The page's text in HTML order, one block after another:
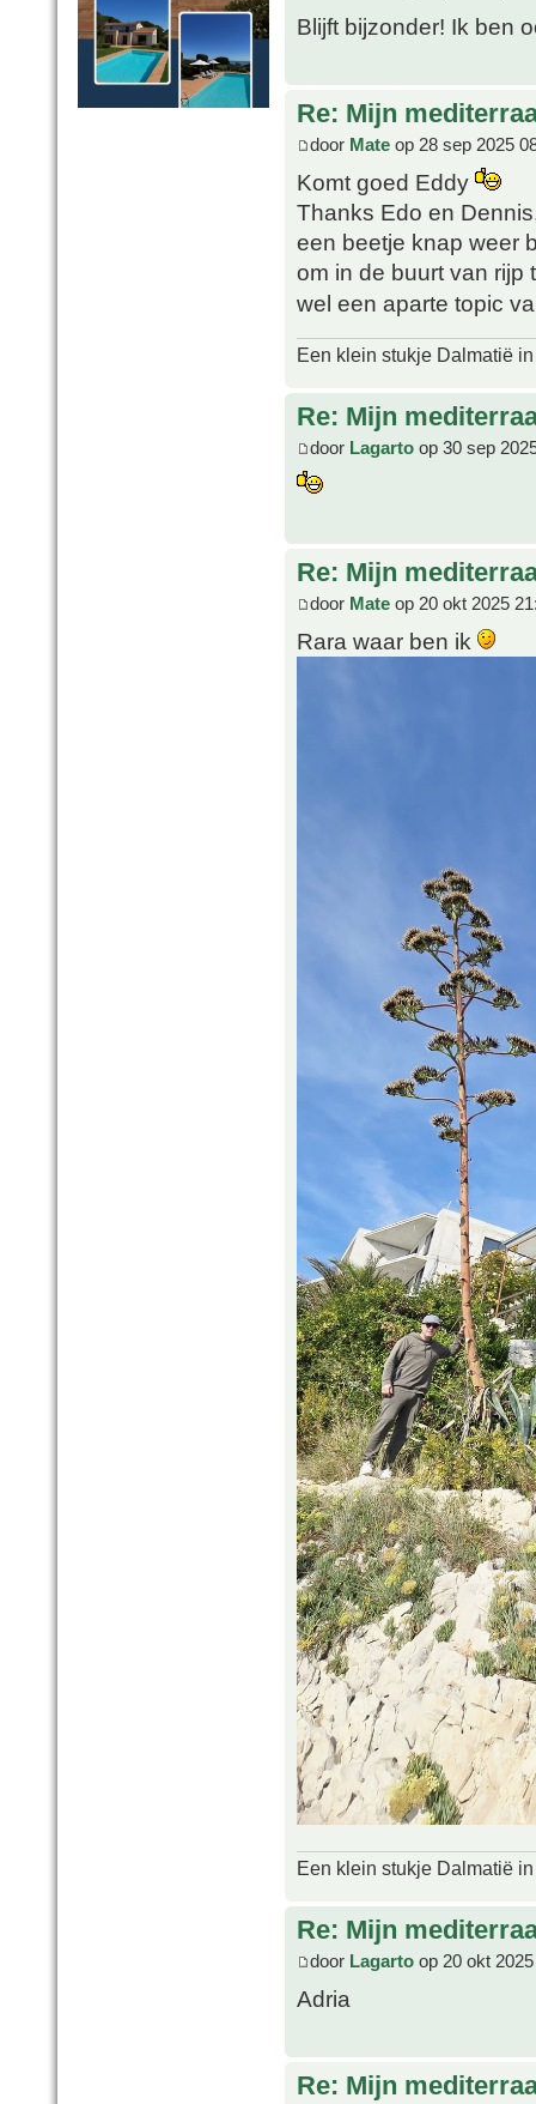
Blijft bijzonder! Ik ben
Re: Mijn
door Mate op 28 sep 2025
Komt goed Eddy
Thanks Edo en
een beetje knap weer
om in de buurt van rijp
wel een aparte topic
Een klein stukje Dalmatië
Re: Mijn
door Lagarto op 30 sep
Re: Mijn
door Mate op 20 okt 2025
Rara waar ben ik
Een klein stukje Dalmatië
Re: Mijn
door Lagarto op 20 okt
Adria
Re: Mijn